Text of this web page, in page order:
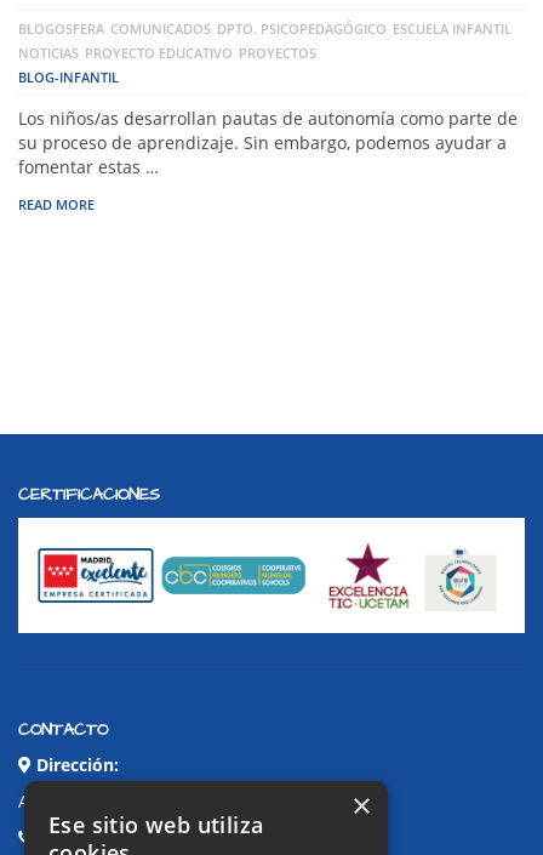
BLOGOSFERA COMUNICADOS DPTO. PSICOPEDAGÓGICO ESCUELA INFANTIL
NOTICIAS PROYECTO EDUCATIVO PROYECTOS
BLOG-INFANTIL
Los niños/as desarrollan pautas de autonomía como parte de
su proceso de aprendizaje. Sin embargo, podemos ayudar a
fomentar estas …
READ MORE
CERTIFICACIONES
CONTACTO
Dirección:
Avda. de Pablo Iglesias, 4. Alcorcón
Teléfonos:
×
Ese sitio web utiliza